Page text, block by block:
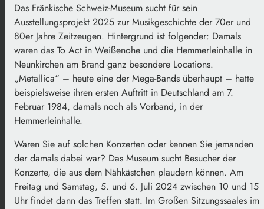
Das Fränkische Schweiz-Museum sucht für sein
Ausstellungsprojekt 2025 zur Musikgeschichte der 70er und
80er Jahre Zeitzeugen. Hintergrund ist folgender: Damals
waren das To Act in Weißenohe und die Hemmerleinhalle in
Neunkirchen am Brand ganz besondere Locations.
„Metallica“ – heute eine der Mega-Bands überhaupt – hatte
beispielsweise ihren ersten Auftritt in Deutschland am 7.
Februar 1984, damals noch als Vorband, in der
Hemmerleinhalle.
Waren Sie auf solchen Konzerten oder kennen Sie jemanden
der damals dabei war? Das Museum sucht Besucher der
Konzerte, die aus dem Nähkästchen plaudern können. Am
Freitag und Samstag, 5. und 6. Juli 2024 zwischen 10 und 15
Uhr findet dann das Treffen statt. Im Großen Sitzungssaales im